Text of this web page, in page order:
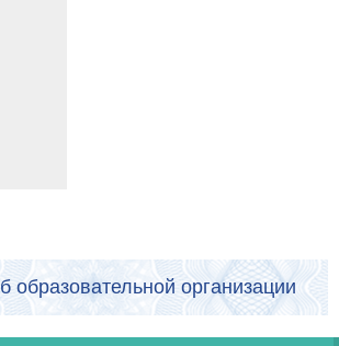
образовательной организации